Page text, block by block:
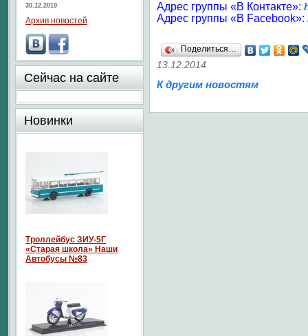
Адрес группы «В Контакте»:
Адрес группы «В Facebook»:
Поделиться…
13.12.2014
К другим новостям
30.12.2019
Архив новостей
Сейчас на сайте
Новинки
Троллейбус ЗИУ-5Г
«Старая школа» Наши
Автобусы №83